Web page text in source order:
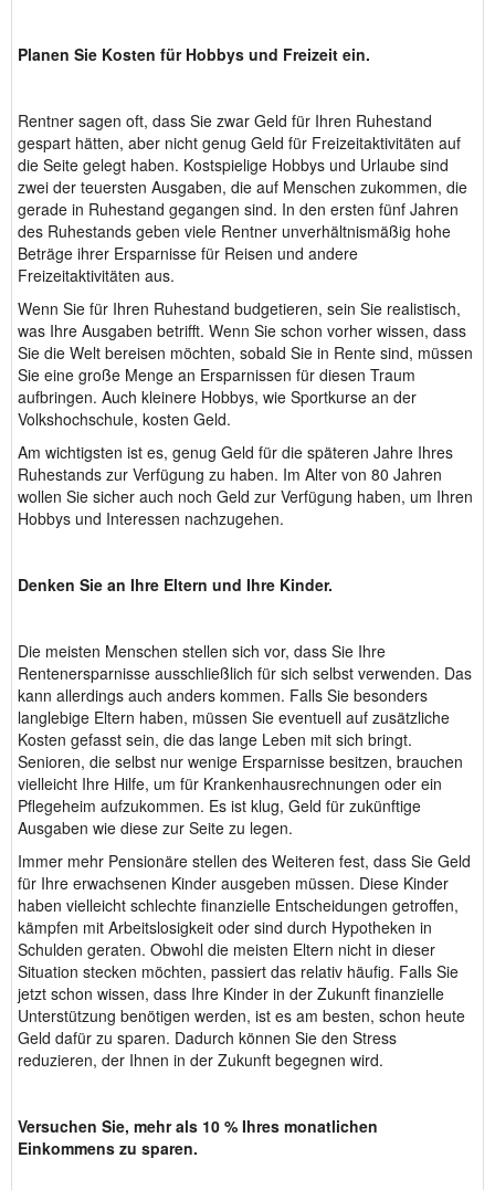
Planen Sie Kosten für Hobbys und Freizeit ein.
Rentner sagen oft, dass Sie zwar Geld für Ihren Ruhestand
gespart hätten, aber nicht genug Geld für Freizeitaktivitäten auf
die Seite gelegt haben. Kostspielige Hobbys und Urlaube sind
zwei der teuersten Ausgaben, die auf Menschen zukommen, die
gerade in Ruhestand gegangen sind. In den ersten fünf Jahren
des Ruhestands geben viele Rentner unverhältnismäßig hohe
Beträge ihrer Ersparnisse für Reisen und andere
Freizeitaktivitäten aus.
Wenn Sie für Ihren Ruhestand budgetieren, sein Sie realistisch,
was Ihre Ausgaben betrifft. Wenn Sie schon vorher wissen, dass
Sie die Welt bereisen möchten, sobald Sie in Rente sind, müssen
Sie eine große Menge an Ersparnissen für diesen Traum
aufbringen. Auch kleinere Hobbys, wie Sportkurse an der
Volkshochschule, kosten Geld.
Am wichtigsten ist es, genug Geld für die späteren Jahre Ihres
Ruhestands zur Verfügung zu haben. Im Alter von 80 Jahren
wollen Sie sicher auch noch Geld zur Verfügung haben, um Ihren
Hobbys und Interessen nachzugehen.
Denken Sie an Ihre Eltern und Ihre Kinder.
Die meisten Menschen stellen sich vor, dass Sie Ihre
Rentenersparnisse ausschließlich für sich selbst verwenden. Das
kann allerdings auch anders kommen. Falls Sie besonders
langlebige Eltern haben, müssen Sie eventuell auf zusätzliche
Kosten gefasst sein, die das lange Leben mit sich bringt.
Senioren, die selbst nur wenige Ersparnisse besitzen, brauchen
vielleicht Ihre Hilfe, um für Krankenhausrechnungen oder ein
Pflegeheim aufzukommen. Es ist klug, Geld für zukünftige
Ausgaben wie diese zur Seite zu legen.
Immer mehr Pensionäre stellen des Weiteren fest, dass Sie Geld
für Ihre erwachsenen Kinder ausgeben müssen. Diese Kinder
haben vielleicht schlechte finanzielle Entscheidungen getroffen,
kämpfen mit Arbeitslosigkeit oder sind durch Hypotheken in
Schulden geraten. Obwohl die meisten Eltern nicht in dieser
Situation stecken möchten, passiert das relativ häufig. Falls Sie
jetzt schon wissen, dass Ihre Kinder in der Zukunft finanzielle
Unterstützung benötigen werden, ist es am besten, schon heute
Geld dafür zu sparen. Dadurch können Sie den Stress
reduzieren, der Ihnen in der Zukunft begegnen wird.
Versuchen Sie, mehr als 10 % Ihres monatlichen
Einkommens zu sparen.